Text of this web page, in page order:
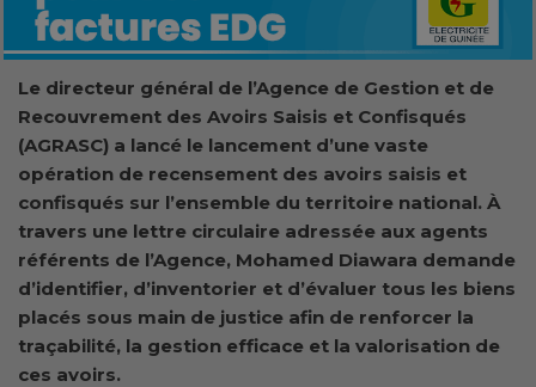
Le directeur général de l’Agence de Gestion et de
Recouvrement des Avoirs Saisis et Confisqués
(AGRASC) a lancé le lancement d’une vaste
opération de recensement des avoirs saisis et
confisqués sur l’ensemble du territoire national. À
travers une lettre circulaire adressée aux agents
référents de l’Agence, Mohamed Diawara demande
d’identifier, d’inventorier et d’évaluer tous les biens
placés sous main de justice afin de renforcer la
traçabilité, la gestion efficace et la valorisation de
ces avoirs.